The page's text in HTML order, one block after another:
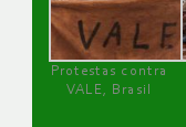
Protestas contra
VALE, Brasil